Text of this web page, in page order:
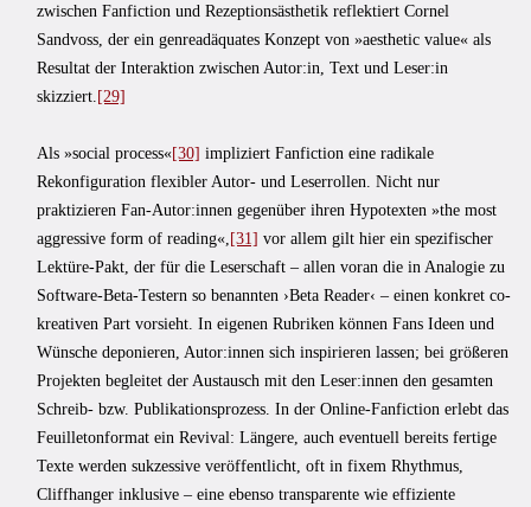
zwischen Fanfiction und Rezeptionsästhetik reflektiert Cornel
Sandvoss, der ein genreadäquates Konzept von »aesthetic value« als
Resultat der Interaktion zwischen Autor:in, Text und Leser:in
skizziert. [29]
Als »social process«[30] impliziert Fanfiction eine radikale
Rekonfiguration flexibler Autor- und Leserrollen. Nicht nur
praktizieren Fan-Autor:innen gegenüber ihren Hypotexten »the most
aggressive form of reading«, [31] vor allem gilt hier ein spezifischer
Lektüre-Pakt, der für die Leserschaft – allen voran die in Analogie zu
Software-Beta-Testern so benannten ›Beta Reader‹ – einen konkret co-
kreativen Part vorsieht. In eigenen Rubriken können Fans Ideen und
Wünsche deponieren, Autor:innen sich inspirieren lassen; bei größeren
Projekten begleitet der Austausch mit den Leser:innen den gesamten
Schreib- bzw. Publikationsprozess. In der Online-Fanfiction erlebt das
Feuilletonformat ein Revival: Längere, auch eventuell bereits fertige
Texte werden sukzessive veröffentlicht, oft in fixem Rhythmus,
Cliffhanger inklusive – eine ebenso transparente wie effiziente